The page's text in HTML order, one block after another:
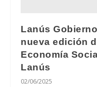
Lanús
nueva edición
Economía
Lanús
02/06/2025